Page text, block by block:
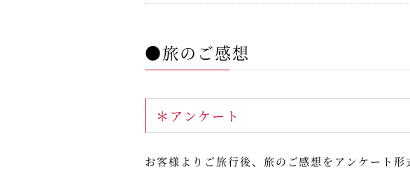
●旅のご感想
＊アンケート
お客様よりご旅行後、旅のご感想をアンケート